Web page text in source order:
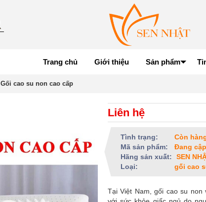
Trang chủ Giới thiệu Sản phẩm
Gối cao su non cao cấp
Liên hệ
Tình trạng:
Còn
Mã sản phẩm:
Đang
Hãng sản xuất:
SEN
Loại:
gối cao
Tại Việt Nam, gối cao su